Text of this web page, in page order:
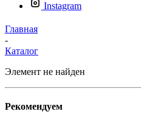
Instagram
Главная
-
Каталог
Элемент не найден
Рекомендуем